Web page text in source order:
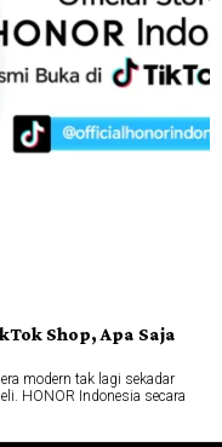
Shop, Apa Saja
modern tak lagi sekadar
HONOR Indonesia secara